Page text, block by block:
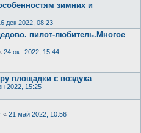
зимних и
дек 2022, 08:23
пилот-любитель.Многое
24 окт 2022, 15:44
площадки с воздуха
2022, 15:25
« 21 май 2022, 10:56